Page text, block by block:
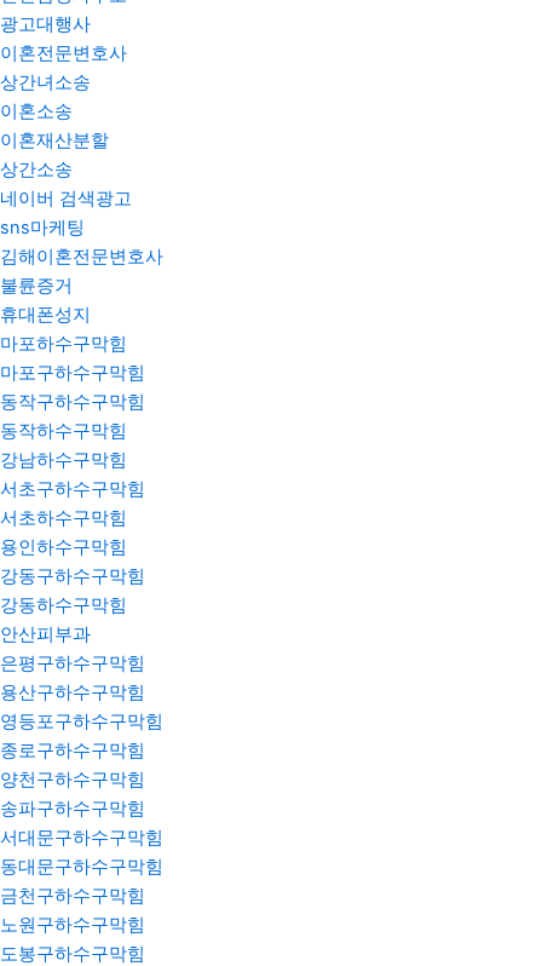
광고대행사
이혼전문변호사
상간녀소송
이혼소송
이혼재산분할
상간소송
네이버 검색광고
sns마케팅
김해이혼전문변호사
불륜증거
휴대폰성지
마포하수구막힘
마포구하수구막힘
동작구하수구막힘
동작하수구막힘
강남하수구막힘
서초구하수구막힘
서초하수구막힘
용인하수구막힘
강동구하수구막힘
강동하수구막힘
안산피부과
은평구하수구막힘
용산구하수구막힘
영등포구하수구막힘
종로구하수구막힘
양천구하수구막힘
송파구하수구막힘
서대문구하수구막힘
동대문구하수구막힘
금천구하수구막힘
노원구하수구막힘
도봉구하수구막힘